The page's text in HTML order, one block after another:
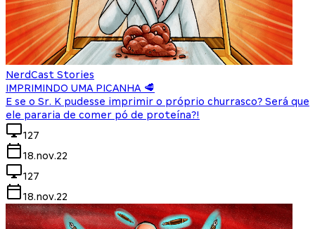
NerdCast Stories
IMPRIMINDO UMA PICANHA 🥩
E se o Sr. K pudesse imprimir o próprio churrasco? Será que
ele pararia de comer pó de proteína?!
127
18.nov.22
127
18.nov.22